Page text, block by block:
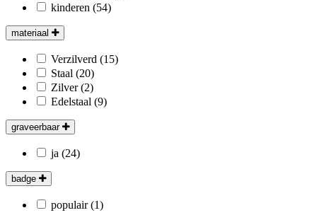
kinderen (54)
materiaal
Verzilverd (15)
Staal (20)
Zilver(2)
Edelstaal (9)
graveerbaar
ja (24)
badge
populair(1)